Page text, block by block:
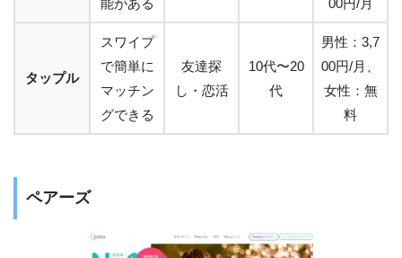
タップル
スワイプ
で簡単に
マッチン
グできる
友達探
し・恋活
10代〜20
代
男性：3,7
00円/月、
女性：無
料
ペアーズ